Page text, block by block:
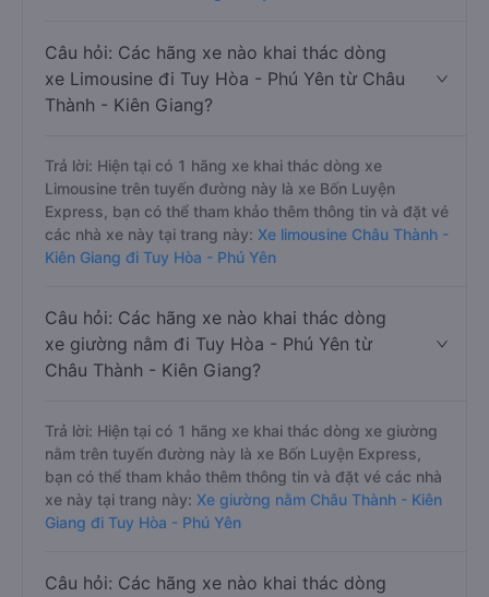
Câu hỏi: Các hãng xe nào khai thác dòng
xe Limousine đi Tuy Hòa - Phú Yên từ Châu
Thành - Kiên Giang?
Trả lời: Hiện tại có 1 hãng xe khai thác dòng xe
Limousine trên tuyến đường này là xe Bốn Luyện
Express, bạn có thể tham khảo thêm thông tin và đặt vé
các nhà xe này tại trang này: Xe limousine Châu Thành -
Kiên Giang đi Tuy Hòa - Phú Yên
Câu hỏi: Các hãng xe nào khai thác dòng
xe giường nằm đi Tuy Hòa - Phú Yên từ
Châu Thành - Kiên Giang?
Trả lời: Hiện tại có 1 hãng xe khai thác dòng xe giường
nằm trên tuyến đường này là xe Bốn Luyện Express,
bạn có thể tham khảo thêm thông tin và đặt vé các nhà
xe này tại trang này: Xe giường nằm Châu Thành - Kiên
Giang đi Tuy Hòa - Phú Yên
Câu hỏi: Các hãng xe nào khai thác dòng